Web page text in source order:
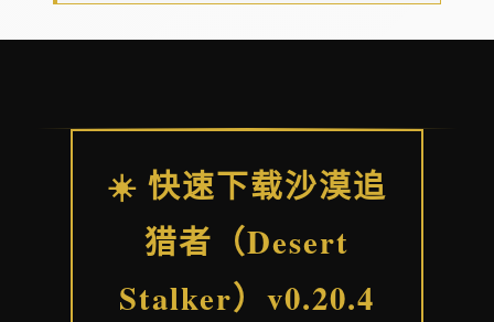
☀️ 快速下载沙漠追
猎者（Desert
Stalker）v0.20.4